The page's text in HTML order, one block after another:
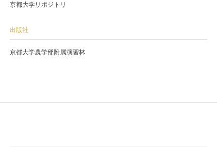
京都大学リポジトリ
出版社
京都大学農学部附属演習林